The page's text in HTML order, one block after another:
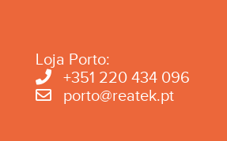
Loja Porto:
+351 220 434 096
porto@reatek.pt